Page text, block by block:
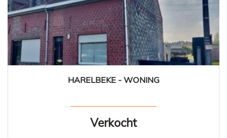
3 1 Ja
HARELBEKE - WONING
Verkocht